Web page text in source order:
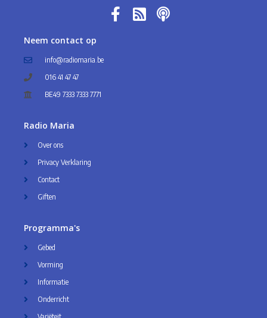
Neem contact op
info@radiomaria.be
016 41 47 47
BE49 7333 7333 7771
Radio Maria
Over ons
Privacy Verklaring
Contact
Giften
Programma's
Gebed
Vorming
Informatie
Onderricht